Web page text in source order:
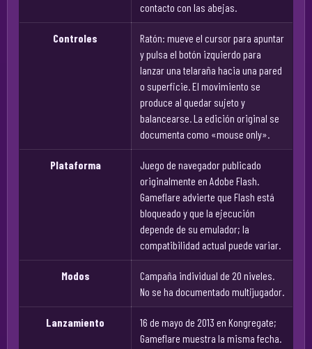
contacto con las abejas.
Controles
Ratón: mueve el cursor para apuntar
y pulsa el botón izquierdo para
lanzar una telaraña hacia una pared
o superficie. El movimiento se
produce al quedar sujeto y
balancearse. La edición original se
documenta como «mouse only».
Plataforma
Juego de navegador publicado
originalmente en Adobe Flash.
Gameflare advierte que Flash está
bloqueado y que la ejecución
depende de su emulador; la
compatibilidad actual puede variar.
Modos
Campaña individual de 20 niveles.
No se ha documentado multijugador.
Lanzamiento
16 de mayo de 2013 en Kongregate;
Gameflare muestra la misma fecha.